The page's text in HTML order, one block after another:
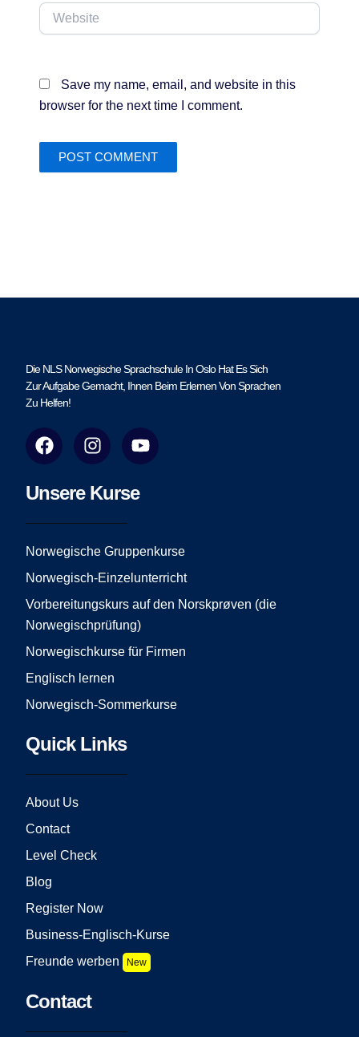
Website
Save my name, email, and website in this
browser for the next time I comment.
Die NLS Norwegische Sprachschule In Oslo Hat Es Sich
Zur Aufgabe Gemacht, Ihnen Beim Erlernen Von Sprachen
Zu Helfen!
F
a
e
o
o
I
n
t
g
r
m
Y
o
t
e
Unsere Kurse
Norwegische Gruppenkurse
Norwegisch-Einzelunterricht
Vorbereitungskurs auf den Norskprøven (die
Norwegischprüfung)
Norwegischkurse für Firmen
Englisch lernen
Norwegisch-Sommerkurse
Quick Links
About Us
Contact
Level Check
Blog
Register Now
Business-Englisch-Kurse
Freunde werben
New
Contact